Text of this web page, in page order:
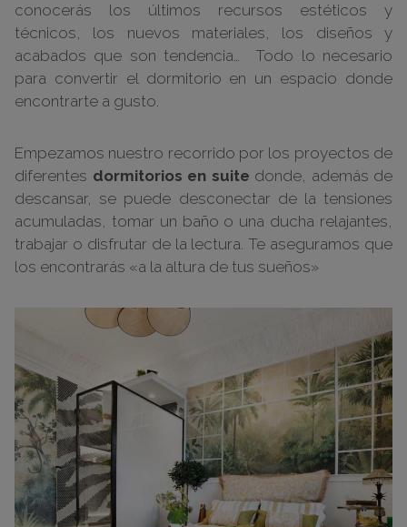
conocerás los últimos recursos estéticos y
técnicos, los nuevos materiales, los diseños y
acabados que son tendencia… Todo lo necesario
para convertir el dormitorio en un espacio donde
encontrarte a gusto.
Empezamos nuestro recorrido por los proyectos de
diferentes dormitorios en suite donde, además de
descansar, se puede desconectar de la tensiones
acumuladas, tomar un baño o una ducha relajantes,
trabajar o disfrutar de la lectura. Te aseguramos que
los encontrarás «a la altura de tus sueños»